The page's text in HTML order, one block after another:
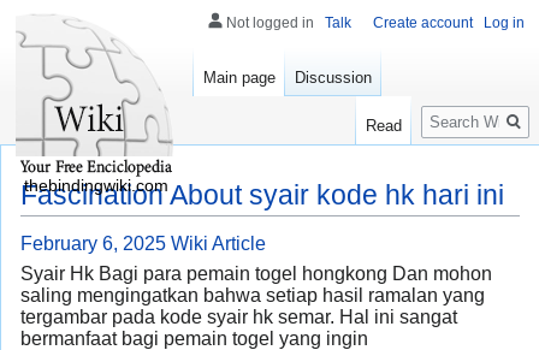
Fascination About syair kode hk hari ini
February 6, 2025 Wiki Article
Syair Hk Bagi para pemain togel hongkong Dan mohon
saling mengingatkan bahwa setiap hasil ramalan yang
tergambar pada kode syair hk semar. Hal ini sangat
bermanfaat bagi pemain togel yang ingin
Not logged in Talk Create account Log in
Main page Discussion
Read
Search
thebindingwiki.com